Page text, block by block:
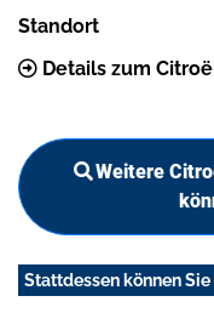
Standort
Details zum
Weitere
Stattdessen können Sie